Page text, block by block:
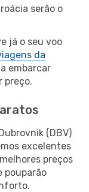
serão o
já o seu voo
da
embarcar
preço.
(DBV)
excelentes
preços
pouparão